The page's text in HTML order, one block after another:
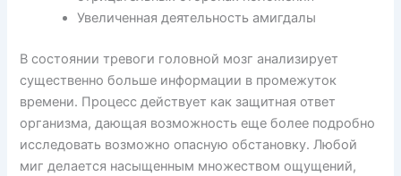
Увеличенная деятельность амигдалы
В состоянии тревоги головной мозг анализирует
существенно больше информации в промежуток
времени. Процесс действует как защитная ответ
организма, дающая возможность еще более подробно
исследовать возможно опасную обстановку. Любой
миг делается насыщенным множеством ощущений,